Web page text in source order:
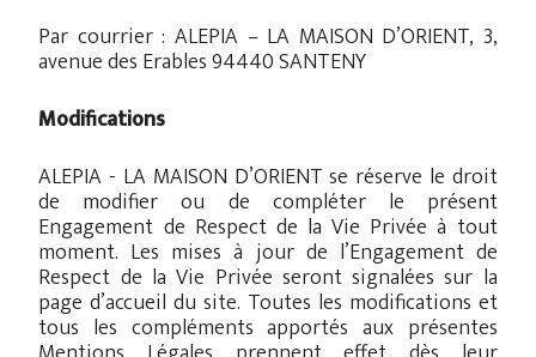
Par courrier : ALEPIA – LA MAISON D’ORIENT, 3,
avenue des Erables 94440 SANTENY
Modifications
ALEPIA - LA MAISON D’ORIENT se réserve le droit
de modifier ou de compléter le présent
Engagement de Respect de la Vie Privée à tout
moment. Les mises à jour de l’Engagement de
Respect de la Vie Privée seront signalées sur la
page d’accueil du site. Toutes les modifications et
tous les compléments apportés aux présentes